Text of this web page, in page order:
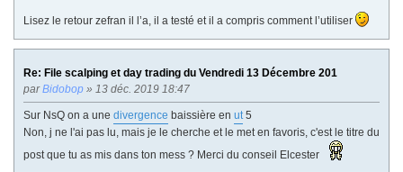
Lisez le retour zefran il l’a, il a testé et il a compris comment l’utiliser
Re: File scalping et day trading du Vendredi 13 Décembre 201
parBidobop » 13 déc. 2019 18:47
Sur NsQ on a une divergence baissière en ut5
Non, j ne l'ai pas lu, mais je le cherche et le met en favoris, c'est le titre du
post que tu as mis dans ton mess ? Merci du conseil Elcester